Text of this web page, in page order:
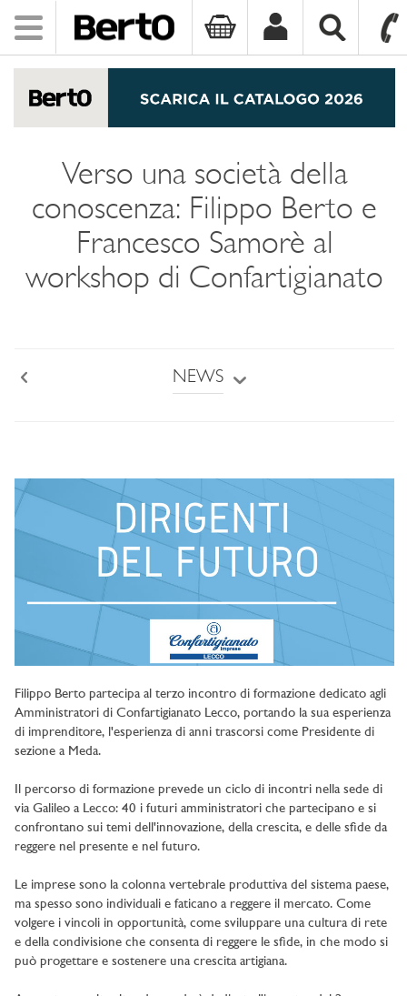
Toggle
navigation
Verso una società della
conoscenza: Filippo Berto e
Francesco Samorè al
workshop di Confartigianato
NEWS
Filippo Berto partecipa al terzo incontro di formazione dedicato agli
Amministratori di Confartigianato Lecco, portando la sua esperienza
di imprenditore, l'esperienza di anni trascorsi come Presidente di
sezione a Meda.
Il percorso di formazione prevede un ciclo di incontri nella sede di
via Galileo a Lecco: 40 i futuri amministratori che partecipano e si
confrontano sui temi dell'innovazione, della crescita, e delle sfide da
reggere nel presente e nel futuro.
Le imprese sono la colonna vertebrale produttiva del sistema paese,
ma spesso sono individuali e faticano a reggere il mercato. Come
volgere i vincoli in opportunità, come sviluppare una cultura di rete
e della condivisione che consenta di reggere le sfide, in che modo si
può progettare e sostenere una crescita artigiana.